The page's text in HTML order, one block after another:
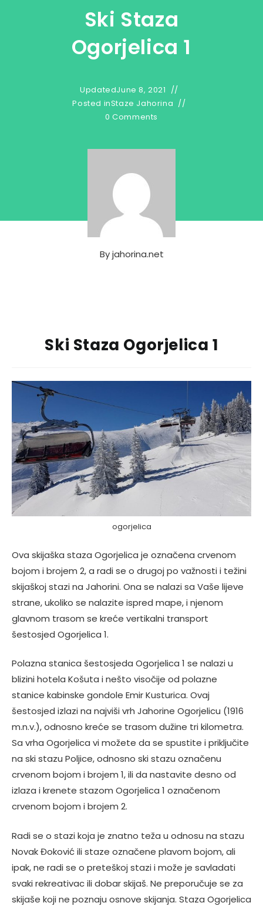
Ski Staza
Ogorjelica 1
UpdatedJune 8, 2021
Posted inStaze Jahorina
0 Comments
Byjahorina.net
Ski Staza Ogorjelica 1
ogorjelica
Ova skijaška staza Ogorjelica je označena crvenom
bojom i brojem 2, a radi se o drugoj po važnosti i težini
skijaškoj stazi na Jahorini. Ona se nalazi sa Vaše lijeve
strane, ukoliko se nalazite ispred mape, i njenom
glavnom trasom se kreće vertikalni transport
šestosjed Ogorjelica 1.
Polazna stanica šestosjeda Ogorjelica 1 se nalazi u
blizini hotela Košuta i nešto visočije od polazne
stanice kabinske gondole Emir Kusturica. Ovaj
šestosjed izlazi na najviši vrh Jahorine Ogorjelicu (1916
m.n.v.), odnosno kreće se trasom dužine tri kilometra.
Sa vrha Ogorjelica vi možete da se spustite i priključite
na ski stazu Poljice, odnosno ski stazu označenu
crvenom bojom i brojem 1, ili da nastavite desno od
izlaza i krenete stazom Ogorjelica 1 označenom
crvenom bojom i brojem 2.
Radi se o stazi koja je znatno teža u odnosu na stazu
Novak Đoković ili staze označene plavom bojom, ali
ipak, ne radi se o preteškoj stazi i može je savladati
svaki rekreativac ili dobar skijaš. Ne preporučuje se za
skijaše koji ne poznaju osnove skijanja. Staza Ogorjelica